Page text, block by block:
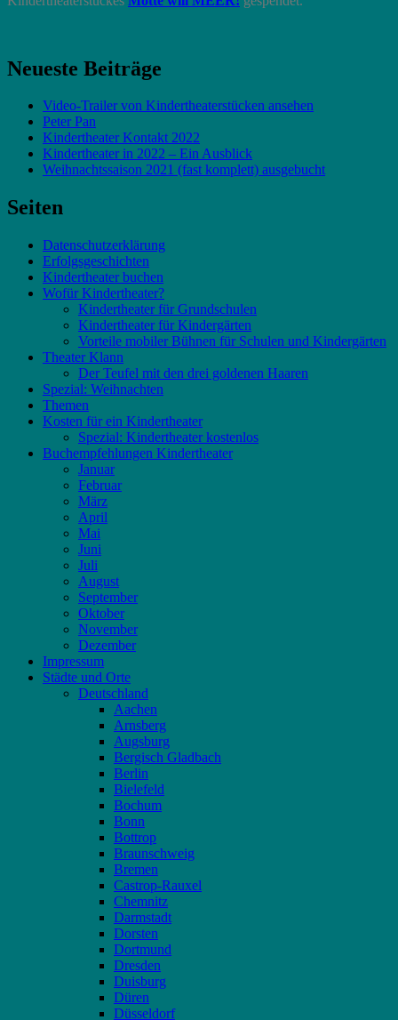
Neueste Beiträge
Video-Trailer von Kindertheaterstücken ansehen
Peter Pan
Kindertheater Kontakt 2022
Kindertheater in 2022 – Ein Ausblick
Weihnachtssaison 2021 (fast komplett) ausgebucht
Seiten
Datenschutzerklärung
Erfolgsgeschichten
Kindertheater buchen
Wofür Kindertheater?
Kindertheater für Grundschulen
Kindertheater für Kindergärten
Vorteile mobiler Bühnen für Schulen und Kindergärten
Theater Klann
Der Teufel mit den drei goldenen Haaren
Spezial: Weihnachten
Themen
Kosten für ein Kindertheater
Spezial: Kindertheater kostenlos
Buchempfehlungen Kindertheater
Januar
Februar
März
April
Mai
Juni
Juli
August
September
Oktober
November
Dezember
Impressum
Städte und Orte
Deutschland
Aachen
Arnsberg
Augsburg
Bergisch Gladbach
Berlin
Bielefeld
Bochum
Bonn
Bottrop
Braunschweig
Bremen
Castrop-Rauxel
Chemnitz
Darmstadt
Dorsten
Dortmund
Dresden
Duisburg
Düren
Düsseldorf